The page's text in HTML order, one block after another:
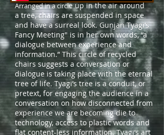
Arranged in a circle up in the air around
a tree, chairs are suspended in space
and have a surreal look. Gunjan Tyagi’s
Fancy Meeting" is in her own words, “a
dialogue between experience and
information.” This circle of recycled
chairs suggests a conversation or
dialogue is taking place with the eternal
tree of life. Tyagi’s tree is a conduit, or
pretext, for engaging the audience in a
conversation on how disconnected from
experience we are becoming die to
technology, access to plastic words and
flat content-less information. Tyagi’s art